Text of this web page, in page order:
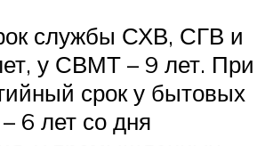
службы СХВ, СГВ и
у СВМТ – 9 лет. При
срок у бытовых
6 лет со дня